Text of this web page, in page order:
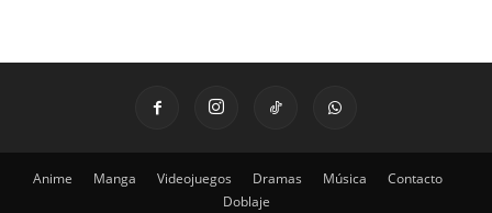
Anime Manga Videojuegos Dramas Música
Contacto
Doblaje